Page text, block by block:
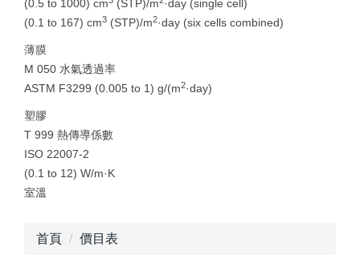
(0.5 to 1000) cm
(STP)/m ·day (single cell)
(0.1 to 167) cm3 (STP)/m2·day (six cells combined)
薄膜
M 050 水氣透過率
ASTM F3299 (0.005 to 1) g/(m2·day)
塑膠
T 999 熱傳導係數
ISO 22007-2
(0.1 to 12) W/m·K
室溫
首頁 價目表